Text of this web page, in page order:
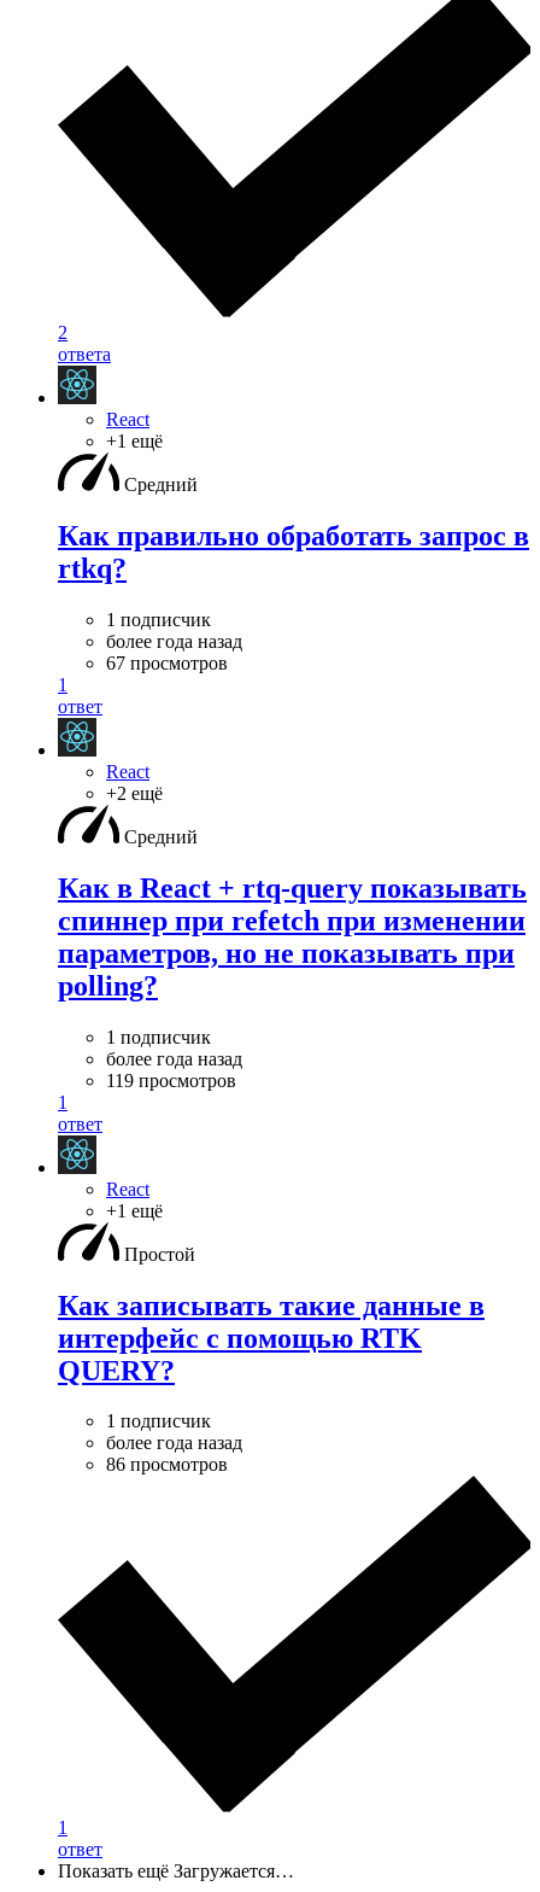
2
ответа
React
+1 ещё
Средний
Как правильно обработать запрос в
rtkq?
1 подписчик
более года назад
67 просмотров
1
ответ
React
+2 ещё
Средний
Как в React + rtq-query показывать
спиннер при refetch при изменении
параметров, но не показывать при
polling?
1 подписчик
более года назад
119 просмотров
1
ответ
React
+1 ещё
Простой
Как записывать такие данные в
интерфейс с помощью RTK
QUERY?
1 подписчик
более года назад
86 просмотров
1
ответ
Показать ещё Загружается…